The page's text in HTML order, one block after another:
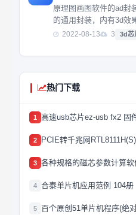
原理图画图软件的ad封
的通用封装，内有3d效
2022-08-13 3 3d芯
热门下载
1 高速usb芯片ez-usb fx2 固
2 PCIE转千兆网
3 各种规格的磁芯参数计算软
4 合泰单片机应用范例 104册
5 百个原创51单片机程序(绝